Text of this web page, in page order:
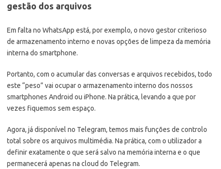
gestão dos arquivos
Em falta no WhatsApp está, por exemplo, o novo gestor criterioso
de armazenamento interno e novas opções de limpeza da memória
interna do smartphone.
Portanto, com o acumular das conversas e arquivos recebidos, todo
este “peso” vai ocupar o armazenamento interno dos nossos
smartphones Android ou iPhone. Na prática, levando a que por
vezes fiquemos sem espaço.
Agora, já disponível no Telegram, temos mais funções de controlo
total sobre os arquivos multimédia. Na prática, com o utilizador a
definir exatamente o que será salvo na memória interna e o que
permanecerá apenas na cloud do Telegram.